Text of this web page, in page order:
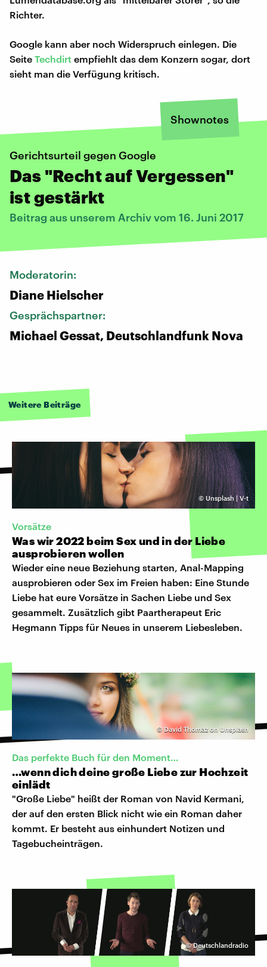
Richter.
Google kann aber noch Widerspruch einlegen. Die
Seite Techdirt empfiehlt das dem Konzern sogar, dort
sieht man die Verfügung kritisch.
Shownotes
Gerichtsurteil gegen Google
Das "Recht auf Vergessen"
ist gestärkt
Beitrag aus unserem Archiv vom 16. Juni 2017
Moderatorin:
Diane Hielscher
Gesprächspartner:
Michael Gessat, Deutschlandfunk Nova
Weitere Beiträge
© Unsplash | V-t
Vorsätze
Was wir 2022 beim Sex und in der Liebe
ausprobieren wollen
Wieder eine neue Beziehung starten, Anal-Mapping
ausprobieren oder Sex im Freien haben: Eine Stunde
Liebe hat eure Vorsätze in Sachen Liebe und Sex
gesammelt. Zusätzlich gibt Paartherapeut Eric
Hegmann Tipps für Neues in unserem Liebesleben.
© David Thomaz on Unsplash
Das perfekte Buch für den Moment…
…wenn dich deine große Liebe zur Hochzeit
einlädt
"Große Liebe" heißt der Roman von Navid Kermani,
der auf den ersten Blick nicht wie ein Roman daher
kommt. Er besteht aus einhundert Notizen und
Tagebucheinträgen.
©Deutschlandradio